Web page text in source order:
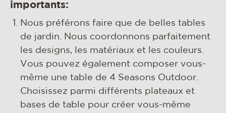
importants:
Nous préférons faire que de belles tables
de jardin. Nous coordonnons parfaitement
les designs, les matériaux et les couleurs.
Vous pouvez également composer vous-
même une table de 4 Seasons Outdoor.
Choisissez parmi différents plateaux et
bases de table pour créer vous-même